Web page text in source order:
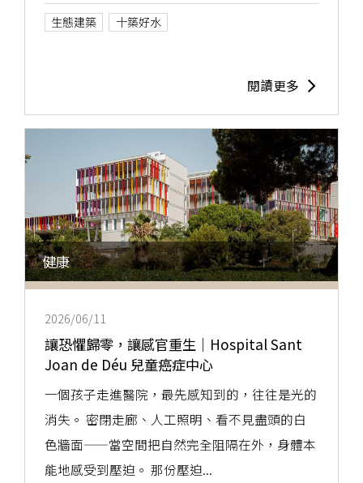
生態建築
十築好水
閱讀更多
健康
2026/06/11
讓恐懼歸零，讓感官重生｜Hospital Sant
Joan de Déu 兒童癌症中心
一個孩子走進醫院，最先感知到的，往往是光的
消失。 密閉走廊、人工照明、看不見盡頭的白
色牆面——當空間把自然完全阻隔在外，身體本
能地感受到壓迫。 那份壓迫...